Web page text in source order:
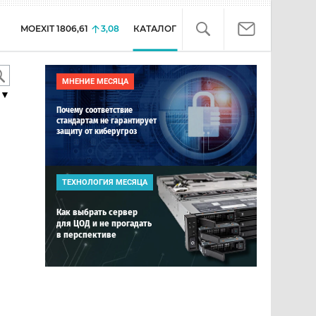
MOEXIT 1806,61 3,08 КАТАЛОГ
МНЕНИЕ МЕСЯЦА
Почему соответствие
стандартам не гарантирует
защиту от киберугроз
ТЕХНОЛОГИЯ МЕСЯЦА
Как выбрать сервер
для ЦОД и не прогадать
в перспективе